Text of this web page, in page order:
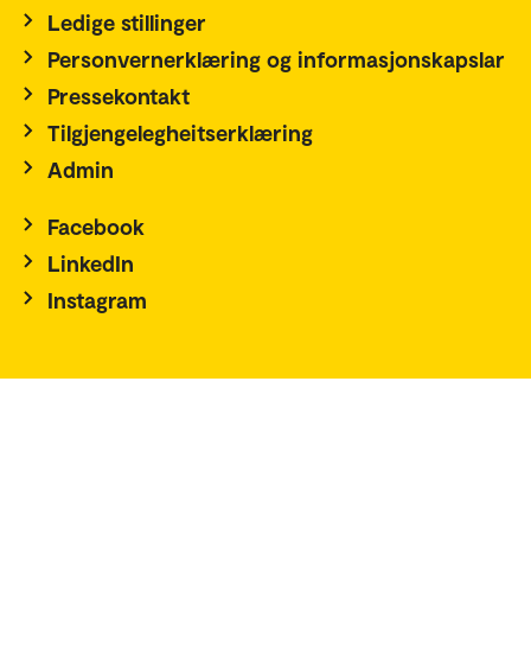
Ledige stillinger
Personvernerklæring og informasjonskapslar
Pressekontakt
Tilgjengelegheitserklæring
Admin
Facebook
LinkedIn
Instagram